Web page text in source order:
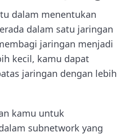
dalam menentukan
dalam satu jaringan
jaringan menjadi
kecil, kamu dapat
jaringan dengan lebih
kamu untuk
subnetwork yang